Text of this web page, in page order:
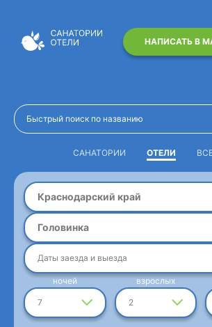
НАПИСАТЬ В
САНАТОРИИ ОТЕЛИ
Краснодарский край
Головинка
Даты заезда и выезда
7
ночей
2
взрослых